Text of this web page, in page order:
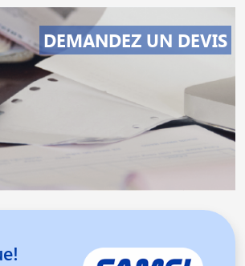
DEMANDEZ UN DEVIS